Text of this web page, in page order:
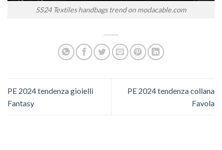
SS24 Textiles handbags trend on modacable.com
PE 2024 tendenza gioielli
Fantasy
PE 2024 tendenza collana
Favola